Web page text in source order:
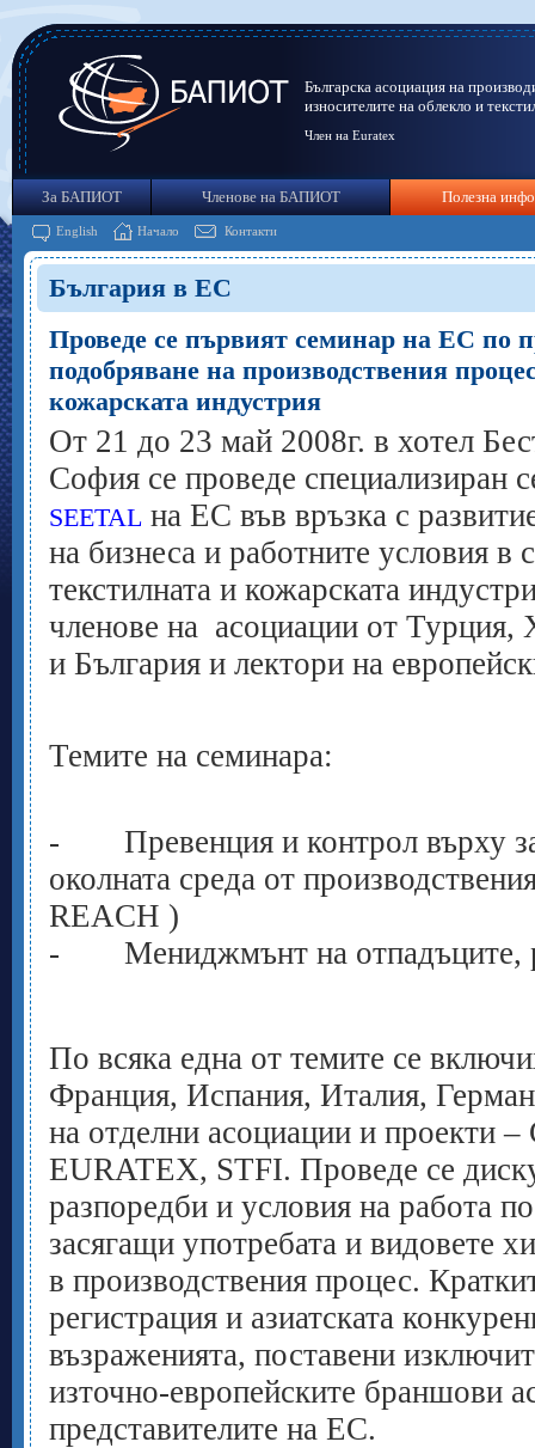
Българска асоциация на
износителите на облекло и
Член на Euratex
За БАПИОТ Членове на БАПИОТ Полезна
English Начало Контакти
България в ЕС
Проведе се първият семинар на ЕС по
подобряване на производствения
кожарската индустрия
От 21 до 23 май 2008г. в хотел
София се проведе специализиран
SEETAL на ЕС във връзка с
на бизнеса и работните условия в
текстилната и кожарската
членове на асоциации от Турция,
и България и лектори на
Темите на семинара:
-
Превенция и контрол върху
околната среда от
REACH )
-
Мениджмънт на отпадъците,
По всяка една от темите се
Франция, Испания, Италия,
на отделни асоциации и проекти
EURATEX, STFI. Проведе се
разпоредби и условия на работа
засягащи употребата и видовете
в производствения процес.
регистрация и азиатската
възраженията, поставени
източно-европейските браншови
представителите на ЕС.